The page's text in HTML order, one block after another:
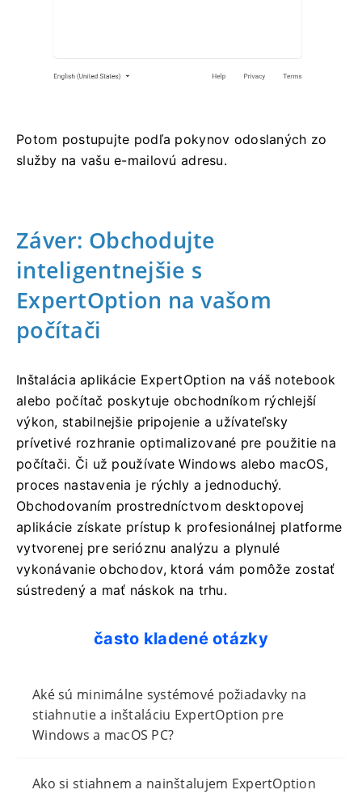
Potom postupujte podľa pokynov odoslaných zo
služby na vašu e-mailovú adresu.
Záver: Obchodujte
inteligentnejšie s
ExpertOption na vašom
počítači
Inštalácia aplikácie ExpertOption na váš notebook
alebo počítač poskytuje obchodníkom rýchlejší
výkon, stabilnejšie pripojenie a užívateľsky
prívetivé rozhranie optimalizované pre použitie na
počítači. Či už používate Windows alebo macOS,
proces nastavenia je rýchly a jednoduchý.
Obchodovaním prostredníctvom desktopovej
aplikácie získate prístup k profesionálnej platforme
vytvorenej pre serióznu analýzu a plynulé
vykonávanie obchodov, ktorá vám pomôže zostať
sústredený a mať náskok na trhu.
často kladené otázky
Aké sú minimálne systémové požiadavky na
stiahnutie a inštaláciu ExpertOption pre
Windows a macOS PC?
Ako si stiahnem a nainštalujem ExpertOption